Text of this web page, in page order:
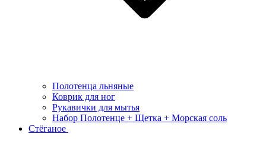
Полотенца льняные
Коврик для ног
Рукавички для мытья
Набор Полотенце + Щетка + Морская соль
Стёганое